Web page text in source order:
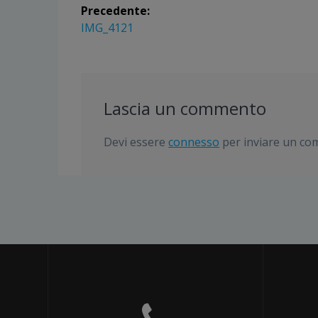
articoli
Precedente:
Articolo
IMG_4121
Lascia un commento
Devi essereconnesso per inviare un